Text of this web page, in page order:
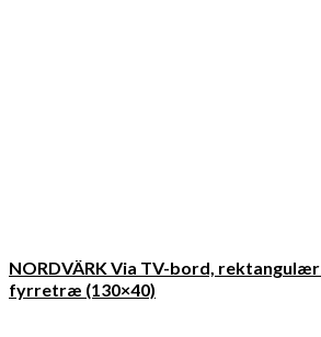
NORDVÄRK Via TV-bord, rektangulær
fyrretræ (130×40)